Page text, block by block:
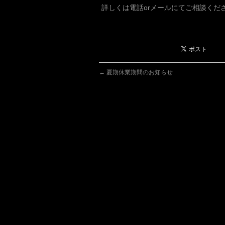
詳しくは電話orメールにてご相談くだ
← 夏期休業期間のお知らせ